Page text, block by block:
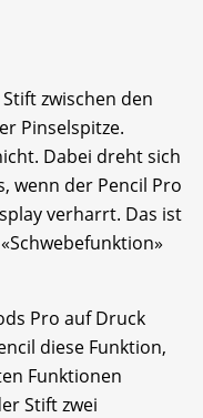
zwischen den
Pinselspitze.
Dabei dreht sich
wenn der Pencil Pro
verharrt. Das ist
Pro auf Druck
diese Funktion,
Funktionen
Stift zwei